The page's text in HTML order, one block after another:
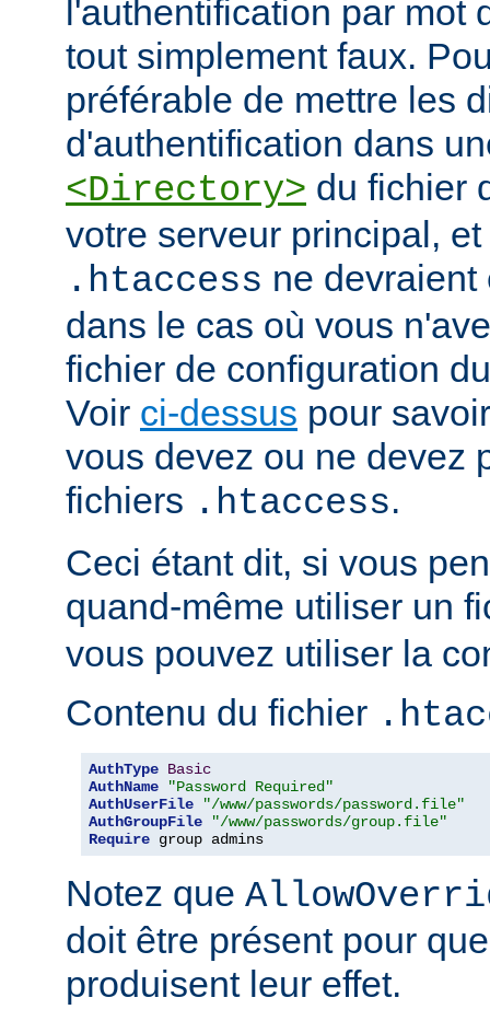
l'authentification par mot
tout simplement faux.
préférable de mettre les
d'authentification dans
<Directory> du fichier
votre serveur principal,
.htaccess ne
dans le cas où vous
fichier de configuration
Voir ci-dessus pour
vous devez ou ne devez
fichiers .htaccess.
Ceci étant dit, si vous
quand-même utiliser un
vous pouvez utiliser la
Contenu du fichier
AuthType Basic
AuthName
"Password Required"
AuthUserFile
"/www/passwords/password.file"
AuthGroupFile
"/www/passwords/group.file"
Require group admins
Notez que
doit être présent pour
produisent leur effet.